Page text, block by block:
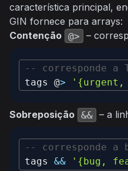
característica principal,
GIN fornece para arrays:
Contenção @> –
-- corresponde a
tags @> '{urgent,
Sobreposição && – a
-- corresponde a
tags && '{bug,